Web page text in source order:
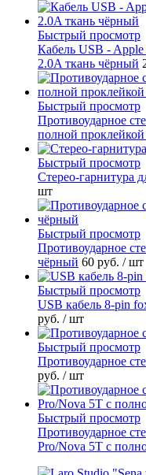
Быстрый просмотр
Кабель USB -
2.0A ткань чёрный
Быстрый просмотр
Противоударное
полной
Быстрый просмотр
Стерео-гарнитура
шт
Быстрый просмотр
Противоударное
чёрный 60 руб. / шт
Быстрый просмотр
USB кабель 8-pin
руб. / шт
Быстрый просмотр
Противоударное
руб. / шт
Быстрый просмотр
Противоударное
Pro/Nova 5T с